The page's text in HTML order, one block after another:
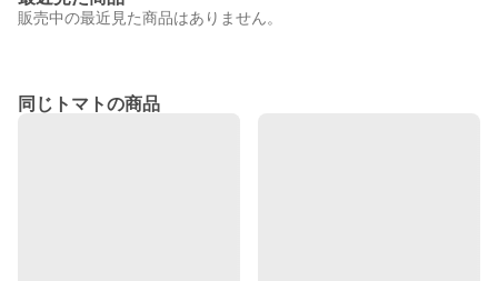
販売中の最近見た商品はありません。
同じトマトの商品